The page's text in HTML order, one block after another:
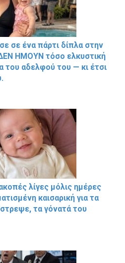
σε ένα πάρτι δίπλα στην
ΗΜΟΥΝ τόσο ελκυστική
του αδελφού του — κι έτσι
λίγες μόλις ημέρες
καισαρική για τα
τα γόνατά του